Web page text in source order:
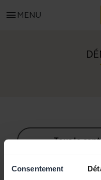
Consentement
menu MENU
Tous le